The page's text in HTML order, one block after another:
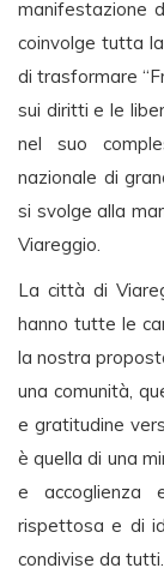
manifestazione
coinvolge tutta
di trasformare
sui diritti e le
nel suo
nazionale di
si svolge alla
Viareggio.
La città di
hanno tutte le
la nostra
una comunità,
e gratitudine
è quella di una
e accoglienza
rispettosa e di
condivise da tutti.